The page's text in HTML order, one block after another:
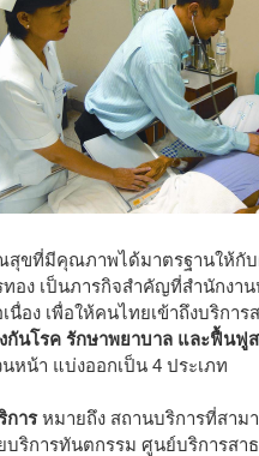
สุขที่มีคุณภาพได้มาตรฐานให้กั
อง เป็นภารกิจสำคัญที่สำนักงา
เนื่อง เพื่อให้คนไทยเข้าถึงบริก
กันโรค รักษาพยาบาล และฟื้นฟู
หน้า แบ่งออกเป็น 4 ประเภท
การหมายถึง สถานบริการที่สาม
บริการทันตกรรม ศูนย์บริการสา